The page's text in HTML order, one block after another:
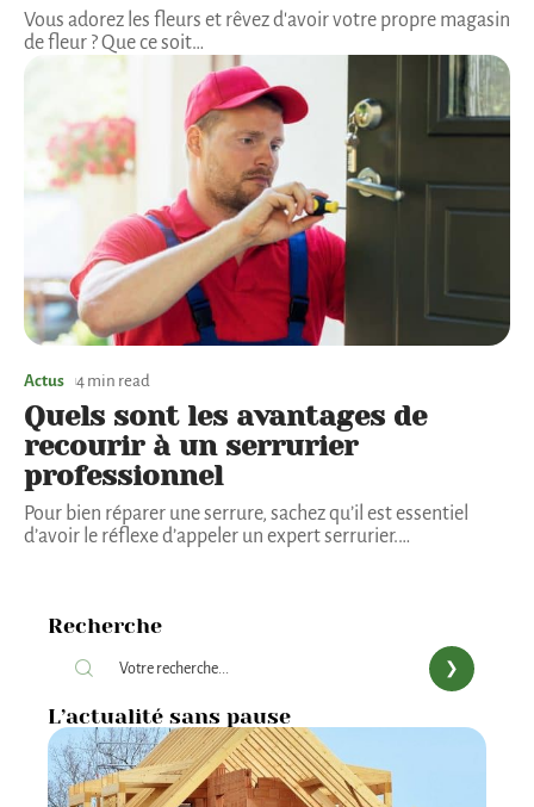
Vous adorez les fleurs et rêvez d'avoir votre propre magasin
de fleur ? Que ce soit…
Actus 4 min read
Quels sont les avantages de
recourir à un serrurier
professionnel
Pour bien réparer une serrure, sachez qu’il est essentiel
d’avoir le réflexe d’appeler un expert serrurier.…
Recherche
L’actualité sans pause